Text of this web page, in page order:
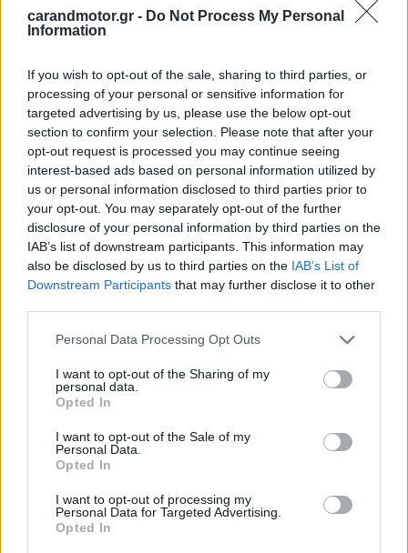
carandmotor.gr - Do Not Process My Personal
Information
If you wish to opt-out of the sale, sharing to third parties, or
processing of your personal or sensitive information for
targeted advertising by us, please use the below opt-out
section to confirm your selection. Please note that after your
opt-out request is processed you may continue seeing
interest-based ads based on personal information utilized by
us or personal information disclosed to third parties prior to
your opt-out. You may separately opt-out of the further
disclosure of your personal information by third parties on the
IAB’s list of downstream participants. This information may
also be disclosed by us to third parties on the IAB’s List of
Downstream Participants that may further disclose it to other
Please note that this website/app uses one or more Google
not limited to your visit or usage behaviour. You may click to
grant or deny consent to Google and its third-party tags to
use your data for below specified purposes in below Google
consent section.
Personal Data Processing Opt Outs
I want to opt-out of the Sharing of my
personal data.
Opted In
I want to opt-out of the Sale of my
Personal Data.
Opted In
I want to opt-out of processing my
Personal Data for Targeted Advertising.
Opted In
της Ισπανίας ενώ διαθέτει στρατηγικής σημασίας
λιμάνι, κάτι που αποτελεί ο βασικός λόγος πίσω από
την επιλογή της πόλης.Πιο συγκεκριμένα, η MG
φαίνεται πως προτίμησε την περιοχή καθώς η παρουσία
άλλων αυτοκινητοβιομηχανιών στο λιμάνι της Vigo
περιορίζει σημαντικά τη δυνατότητα πρόσβασης και
αξιοποίησης του λιμανιού από νέους κατασκευαστές.
Το σχέδιο της MG συνδέεται άμεσα και με τους
περιπτώσεις φτάνουν ακόμη και το 40%.
Η δημιουργία
εργοστασίου εντόςευρωπαϊκού εδάφους
δίνει τη
δυνατότητα στη μάρκα να μειώσει σημαντικά το
τιμές στην ευρωπαϊκή αγορά.